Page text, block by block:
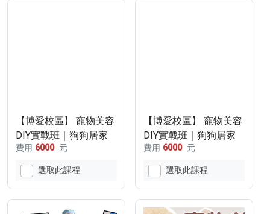
【博愛校區】 寵物美容
DIY實戰班｜狗狗居家
美容整理教學
(115/8/22-115/9/12)
費用 6000 元
選取此課程
【博愛校區】 寵物美容
DIY實戰班｜狗狗居家
美容整理教學
(115/10/31-
115/11/21)
費用 6000 元
選取此課程